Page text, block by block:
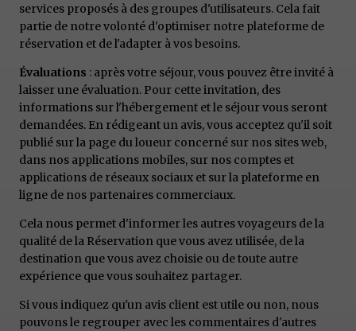
services proposés à des groupes d'utilisateurs. Cela fait
partie de notre volonté d'optimiser notre plateforme de
réservation et de l'adapter à vos besoins.
Évaluations : après votre séjour, vous pouvez être invité à
laisser une évaluation. Pour cette invitation, des
informations sur l'hébergement et le séjour vous seront
demandées. En rédigeant un avis, vous acceptez qu'il soit
publié sur la page du loueur concerné sur nos sites web,
dans nos applications mobiles, sur nos comptes et
applications de réseaux sociaux et sur la plateforme en
ligne de nos partenaires commerciaux.
Cela nous permet d'informer les autres voyageurs de la
qualité de la Réservation que vous avez utilisée, de la
destination que vous avez choisie ou de toute autre
expérience que vous souhaitez partager.
Si vous indiquez qu'un avis client est utile ou non, nous
pouvons le regrouper avec les commentaires d'autres